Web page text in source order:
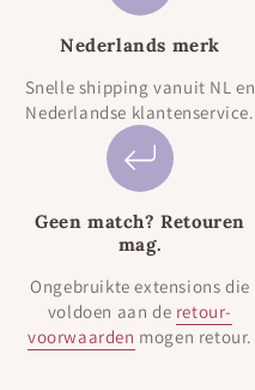
Nederlands merk
Snelle shipping vanuit NL en
Nederlandse klantenservice.
Geen match? Retouren
mag.
Ongebruikte extensions die
voldoen aan de retour-
voorwaarden mogen retour.